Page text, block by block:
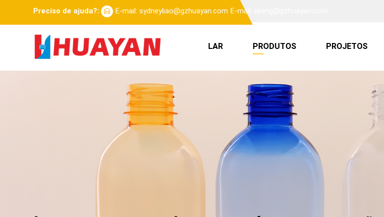
Preciso de ajuda?: E-mail: sydneyliao@gzhuayan.com E-mail: eliang@gzhuayan.com
LAR PRODUTOS PROJETOS